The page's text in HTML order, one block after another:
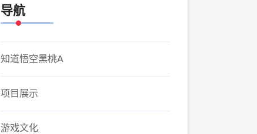
导航
知道悟空黑桃A
项目展示
游戏文化